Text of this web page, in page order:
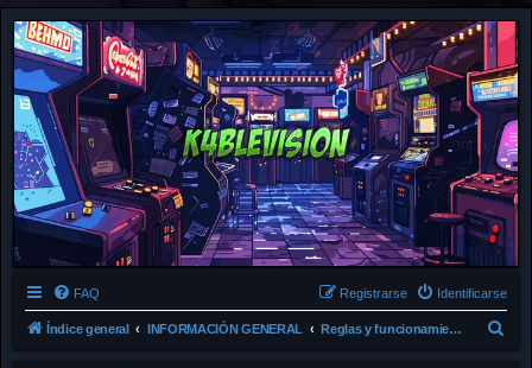
FAQ Identificarse
Registrarse
Índice general INFORMACIÓN GENERAL Reglas y funcionamiento